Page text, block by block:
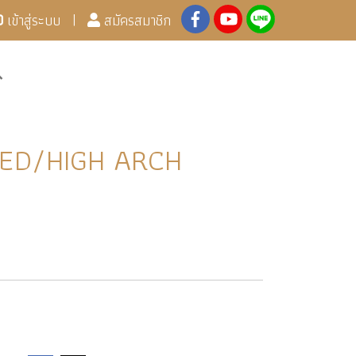
เข้าสู่ระบบ สมัครสมาชิก
HIGH ARCH